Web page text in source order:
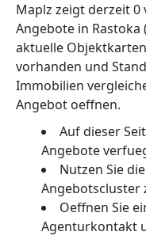
Maplz zeigt derzeit
Angebote in
aktuelle
vorhanden und
Immobilien
Angebot oeffnen.
Auf dieser
Angebote
Nutzen Sie
Angebotscluster
Oeffnen Sie
Agenturkontakt